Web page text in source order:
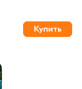
Купить